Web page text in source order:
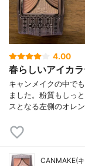
4.00
春らしいアイカ
キャンメイクの中で
ました。粉質もしっ
スとなる左側のオレ
CANMAKE(